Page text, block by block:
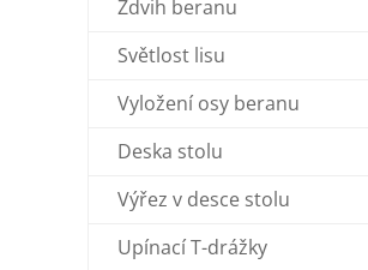
Zdvih beranu
Světlost lisu
Vyložení osy beranu
Deska stolu
Výřez v desce stolu
Upínací T-drážky